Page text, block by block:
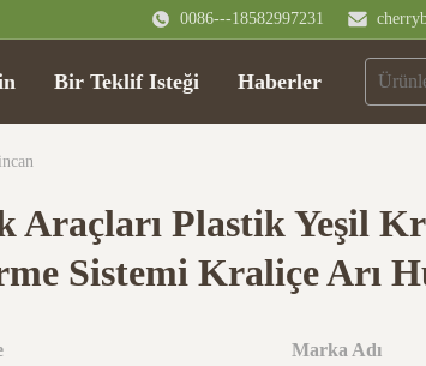
0086---18582997231
Bir Teklif Isteği Haberler
Araçları Plastik Yeşil
Sistemi Kraliçe Arı
Marka Adı